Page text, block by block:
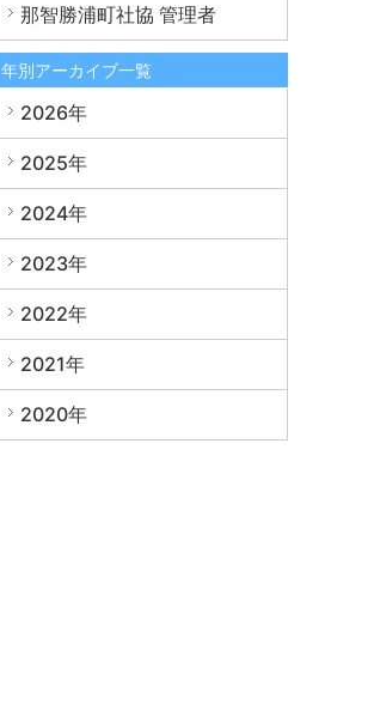
那智勝浦町社協 管理者
年別アーカイブ一覧
2026年
2025年
2024年
2023年
2022年
2021年
2020年